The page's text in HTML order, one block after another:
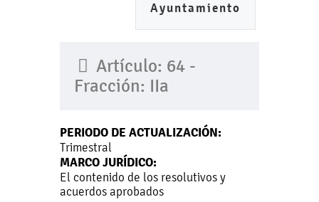
Ayuntamiento
Artículo: 64 -
Fracción: IIa
PERIODO DE ACTUALIZACIÓN:
Trimestral
MARCO JURÍDICO:
El contenido de los resolutivos y
acuerdos aprobados